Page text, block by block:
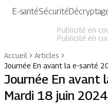
E-santéSécurité
Publicité en
Publicité en
Accueil
Articles
Journée En avant la e-santé
Journée En avant
Mardi 18 juin